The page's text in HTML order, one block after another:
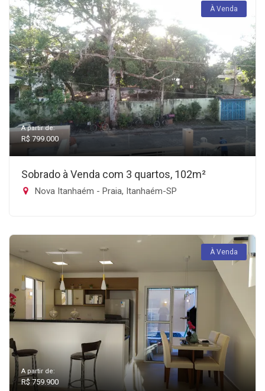
À Venda
A partir de:
R$ 799.000
Sobrado à Venda com 3 quartos, 102m²
Nova Itanhaém - Praia, Itanhaém-SP
À Venda
A partir de:
R$ 759.900